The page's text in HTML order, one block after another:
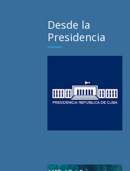
Desde la
Presidencia